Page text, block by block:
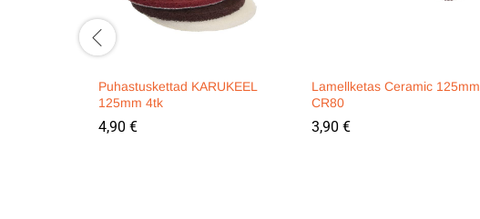
Puhastuskettad KARUKEEL
125mm 4tk
4,90 €
Lamellketas Ceramic 125mm
CR80
3,90 €